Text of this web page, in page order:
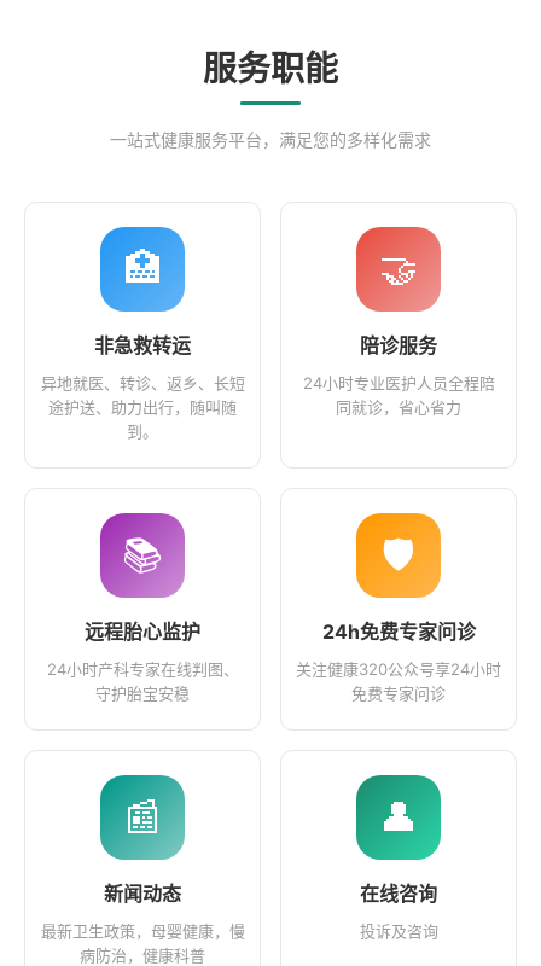
服务职能
一站式健康服务平台，满足您的多样化需求
🏥
非急救转运
异地就医、转诊、返乡、长短
途护送、助力出行，随叫随
到。
🤝
陪诊服务
24小时专业医护人员全程陪
同就诊，省心省力
📚
远程胎心监护
24小时产科专家在线判图、
守护胎宝安稳
🛡️
24h免费专家问诊
关注健康320公众号享24小时
免费专家问诊
📰
新闻动态
最新卫生政策，母婴健康，慢
病防治，健康科普
👤
在线咨询
投诉及咨询